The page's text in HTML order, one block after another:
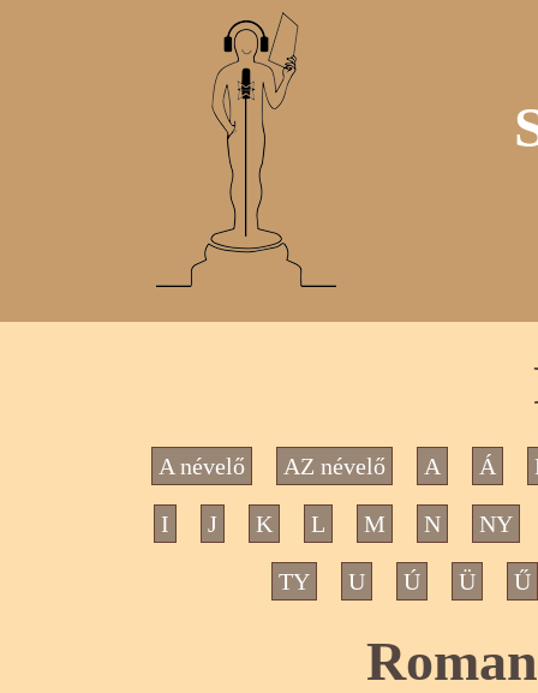
A névelő AZ névelő A Á
I J K L M N NY
TY U Ú Ü Ű